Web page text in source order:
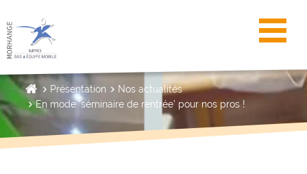
Présentation
Nos actualités
En mode 'séminaire de rentrée' pour nos pros !